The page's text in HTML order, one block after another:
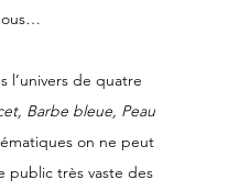
l’univers de quatre
Barbe bleue, Peau
on ne peut
public très vaste des